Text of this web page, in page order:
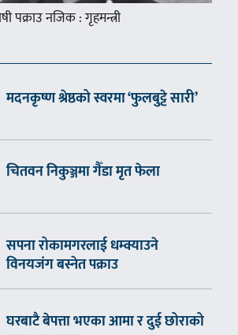
पक्राउ नजिक : गृहमन्त्री
मदनकृष्ण श्रेष्ठको स्वरमा ‘फुलबुट्टे सारी’
चितवन निकुञ्जमा गैँडा मृत फेला
सपना रोकामगरलाई धम्क्याउने
विनयजंग बस्नेत पक्राउ
घरबाटै बेपत्ता भएका आमा र दुई छोराको